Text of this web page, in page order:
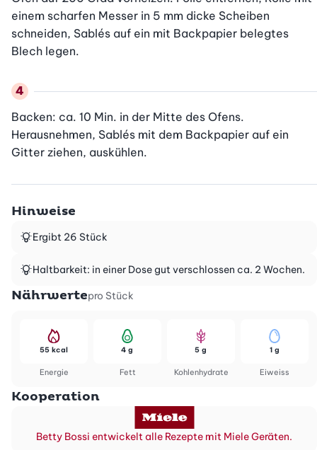
einem scharfen Messer in 5 mm dicke Scheiben
schneiden, Sablés auf ein mit Backpapier belegtes
Blech legen.
Backen: ca. 10 Min. in der Mitte des Ofens.
Herausnehmen, Sablés mit dem Backpapier auf ein
Gitter ziehen, auskühlen.
Hinweise
Ergibt 26 Stück
Haltbarkeit: in einer Dose gut verschlossen ca. 2 Wochen.
Nährwertepro Stück
Energie
55 kcal
Fett
4 g
Kohlenhydrate
5 g
Eiweiss
1 g
Kooperation
Betty Bossi entwickelt alle Rezepte mit Miele Geräten.